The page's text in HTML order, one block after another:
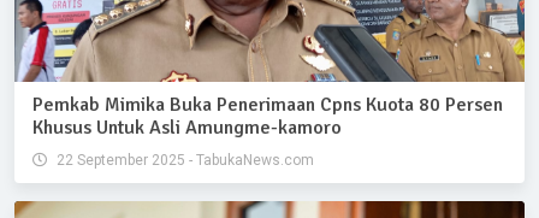
Pemkab Mimika Buka Penerimaan Cpns Kuota 80 Persen
Khusus Untuk Asli Amungme-kamoro
22 September 2025 - TabukaNews.com